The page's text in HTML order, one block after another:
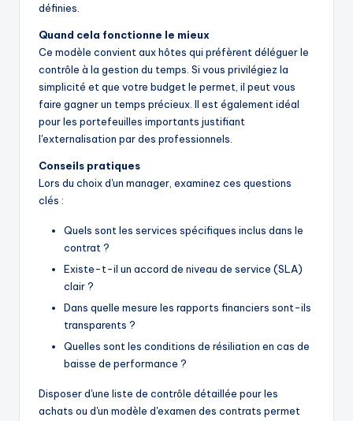
définies.
Quand cela fonctionne le mieux
Ce modèle convient aux hôtes qui préfèrent déléguer le
contrôle à la gestion du temps. Si vous privilégiez la
simplicité et que votre budget le permet, il peut vous
faire gagner un temps précieux. Il est également idéal
pour les portefeuilles importants justifiant
l'externalisation par des professionnels.
Conseils pratiques
Lors du choix d'un manager, examinez ces questions
clés :
Quels sont les services spécifiques inclus dans le
contrat ?
Existe-t-il un accord de niveau de service (SLA)
clair ?
Dans quelle mesure les rapports financiers sont-ils
transparents ?
Quelles sont les conditions de résiliation en cas de
baisse de performance ?
Disposer d'une liste de contrôle détaillée pour les
achats ou d'un modèle d'examen des contrats permet